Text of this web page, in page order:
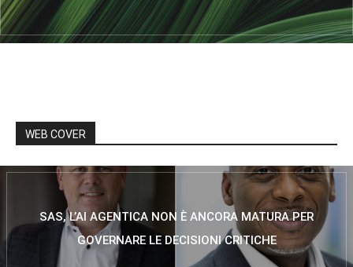
WEB COVER
SAS, L’AI AGENTICA NON È ANCORA MATURA PER
GOVERNARE LE DECISIONI CRITICHE